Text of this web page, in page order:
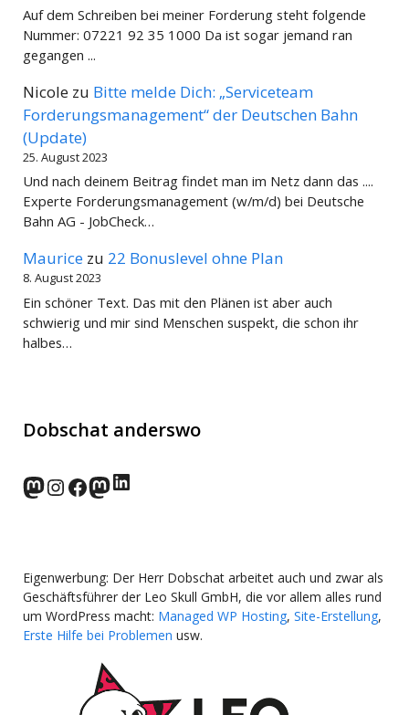
Auf dem Schreiben bei meiner Forderung steht folgende
Nummer: 07221 92 35 1000 Da ist sogar jemand ran
gegangen ...
Nicole zu Bitte melde Dich: „Serviceteam
Forderungsmanagement“ der Deutschen Bahn
(Update)
25. August 2023
Und nach deinem Beitrag findet man im Netz dann das ....
Experte Forderungsmanagement (w/m/d) bei Deutsche
Bahn AG - JobCheck…
Maurice zu 22 Bonuslevel ohne Plan
8. August 2023
Ein schöner Text. Das mit den Plänen ist aber auch
schwierig und mir sind Menschen suspekt, die schon ihr
halbes…
Dobschat anderswo
norden.social
Instagram
Facebook
wp-punks.social
LinkedIn
Eigenwerbung: Der Herr Dobschat arbeitet auch und zwar als
Geschäftsführer der Leo Skull GmbH, die vor allem alles rund
um WordPress macht: Managed WP Hosting, Site-Erstellung,
Erste Hilfe bei Problemen usw.